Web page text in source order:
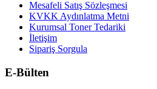
Mesafeli Satış Sözleşmesi
KVKK Aydınlatma Metni
Kurumsal Toner Tedariki
İletişim
Sipariş Sorgula
E-Bülten